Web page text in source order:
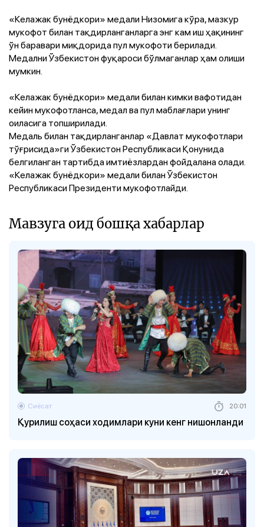
«Келажак бунёдкори» медали Низомига кўра, мазкур
мукофот билан тақдирланганларга энг кам иш ҳақининг
ўн баравари миқдорида пул мукофоти берилади.
Медални Ўзбекистон фуқароси бўлмаганлар ҳам олиши
мумкин.
«Келажак бунёдкори» медали билан кимки вафотидан
кейин мукофотланса, медал ва пул маблағлари унинг
оиласига топширилади.
Медаль билан тақдирланганлар «Давлат мукофотлари
тўғрисида»ги Ўзбекистон Республикаси Қонунида
белгиланган тартибда имтиёзлардан фойдалана олади.
«Келажак бунёдкори» медали билан Ўзбекистон
Республикаси Президенти мукофотлайди.
Мавзуга оид бошқа хабарлар
Қурилиш соҳаси ходимлари куни кенг нишонланди
Сиёсат 20:01